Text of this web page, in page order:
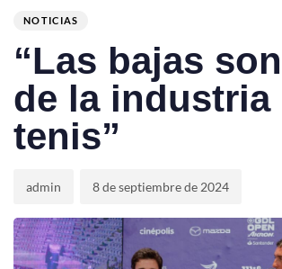
IN:
NOTICIAS
“Las bajas
de la industria
tenis”
admin 8 de septiembre de 2024